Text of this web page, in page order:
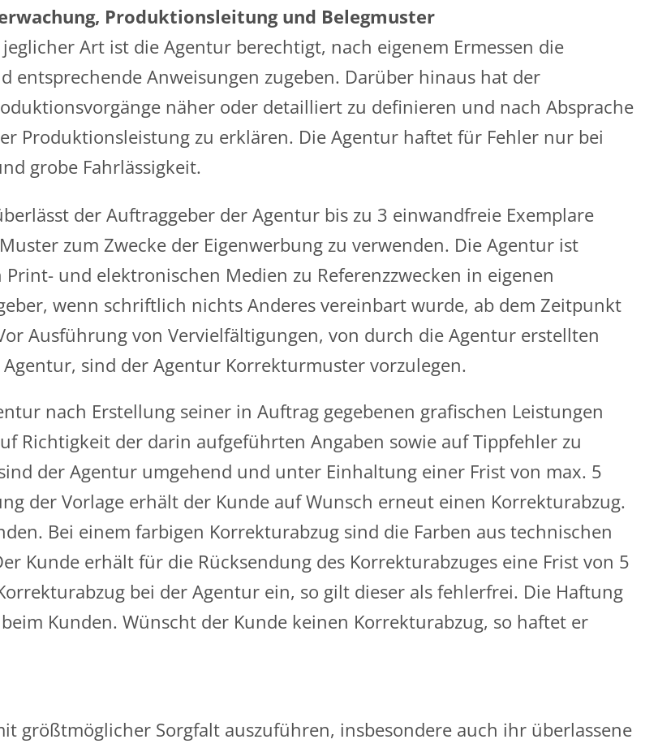
Produktionsleitung und Belegmuster
Art ist die Agentur berechtigt, nach eigenem Ermessen die
entsprechende Anweisungen zugeben. Darüber hinaus hat der
näher oder detailliert zu definieren und nach Absprache
Produktionsleistung zu erklären. Die Agentur haftet für Fehler nur bei
grobe Fahrlässigkeit.
der Auftraggeber der Agentur bis zu 3 einwandfreie Exemplare
zum Zwecke der Eigenwerbung zu verwenden. Die Agentur ist
und elektronischen Medien zu Referenzzwecken in eigenen
wenn schriftlich nichts Anderes vereinbart wurde, ab dem Zeitpunkt
Ausführung von Vervielfältigungen, von durch die Agentur erstellten
sind der Agentur Korrekturmuster vorzulegen.
nach Erstellung seiner in Auftrag gegebenen grafischen Leistungen
Richtigkeit der darin aufgeführten Angaben sowie auf Tippfehler zu
der Agentur umgehend und unter Einhaltung einer Frist von max. 5
der Vorlage erhält der Kunde auf Wunsch erneut einen Korrekturabzug.
Bei einem farbigen Korrekturabzug sind die Farben aus technischen
Kunde erhält für die Rücksendung des Korrekturabzuges eine Frist von 5
bei der Agentur ein, so gilt dieser als fehlerfrei. Die Haftung
Kunden. Wünscht der Kunde keinen Korrekturabzug, so haftet er
größtmöglicher Sorgfalt auszuführen, insbesondere auch ihr überlassene